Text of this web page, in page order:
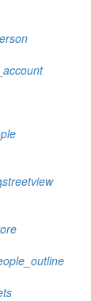
streetview